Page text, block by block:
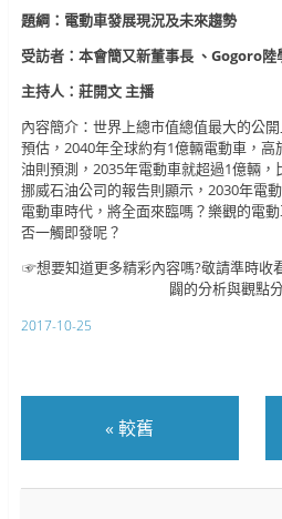
題綱：電動車發展現況及未來趨勢
受訪者：本會簡又新董事長 、Gogoro陸
主持人：莊開文 主播
內容簡介：世界上總市值總值最大的公
預估，2040年全球約有1億輛電動車，
油則預測，2035年電動車就超過1億輛
挪威石油公司的報告則顯示，2030年電
電動車時代，將全面來臨嗎？樂觀的電
否一觸即發呢？
☞想要知道更多精彩內容嗎?敬請準時收
闢的分析與觀點
2017-10-25
« 較舊